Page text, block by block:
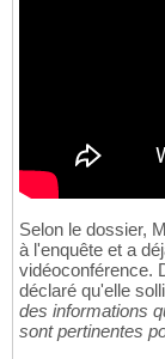
Selon le dossier,
à l'enquête et a
vidéoconférence.
déclaré qu'elle
des informations
sont pertinentes